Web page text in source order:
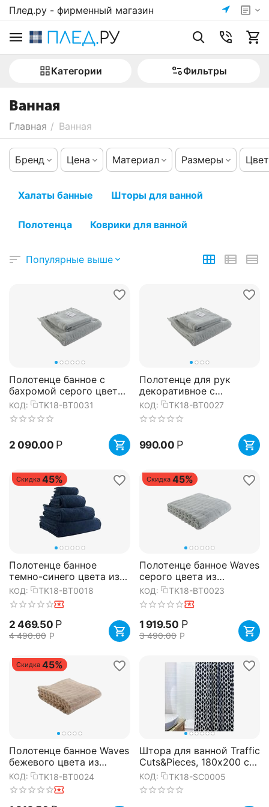
Плед.ру - фирменный магазин
Категории Фильтры
Ванная
Главная / Ванная
Бренд Цена Материал Размеры Цвет
Халаты банные Шторы для ванной
Полотенца Коврики для ванной
Популярные выше
Полотенце банное с
бахромой серого цвета
Essential, 70х140 см,
Tkano
КОД: TK18-BT0031
2 090.00 Р
Полотенце для рук
декоративное с
бахромой серого цвета
Essential, 50х90 см,
Tkano
КОД: TK18-BT0027
990.00 Р
Скидка 45%
Полотенце банное
темно-синего цвета из
коллекции Essential,
90х150 см, Tkano
КОД: TK18-BT0018
2 469.50 Р
4 490.00 Р
Скидка 45%
Полотенце банное Waves
серого цвета из
коллекции Essential,
70х140 см, Tkano
КОД: TK18-BT0023
1 919.50 Р
3 490.00 Р
Скидка 45%
Полотенце банное Waves
бежевого цвета из
коллекции Essential,
70х140 см, Tkano
КОД: TK18-BT0024
Штора для ванной Traffic
Cuts&Pieces, 180х200 см,
Tkano
КОД: TK18-SC0005